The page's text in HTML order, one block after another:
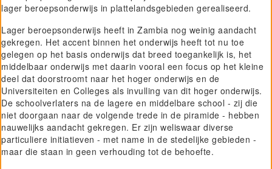
lager beroepsonderwijs in plattelandsgebieden gerealiseerd.
Lager beroepsonderwijs heeft in Zambia nog weinig aandacht
gekregen. Het accent binnen het onderwijs heeft tot nu toe
gelegen op het basis onderwijs dat breed toegankelijk is, het
middelbaar onderwijs met daarin vooral een focus op het kleine
deel dat doorstroomt naar het hoger onderwijs en de
Universiteiten en Colleges als invulling van dit hoger onderwijs.
De schoolverlaters na de lagere en middelbare school - zij die
niet doorgaan naar de volgende trede in de piramide - hebben
nauwelijks aandacht gekregen. Er zijn weliswaar diverse
particuliere initiatieven - met name in de stedelijke gebieden -
maar die staan in geen verhouding tot de behoefte.